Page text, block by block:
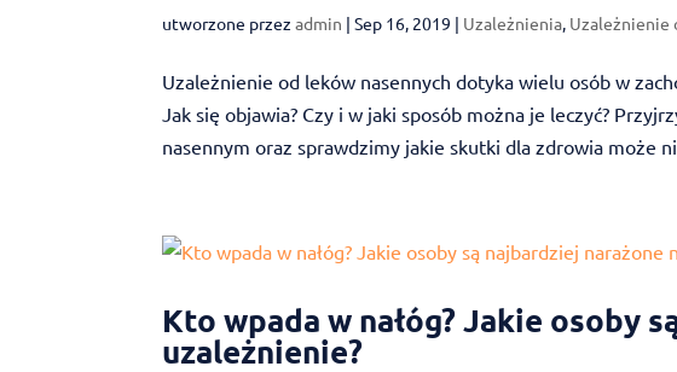
utworzone przezadmin |Sep 16, 2019 | Uzależnienia, Uzależnienie
Uzależnienie od leków nasennych dotyka wielu osób w
Jak się objawia? Czy i w jaki sposób można je leczyć?
nasennym oraz sprawdzimy jakie skutki dla zdrowia może
Kto wpada w nałóg? Jakie osoby
uzależnienie?